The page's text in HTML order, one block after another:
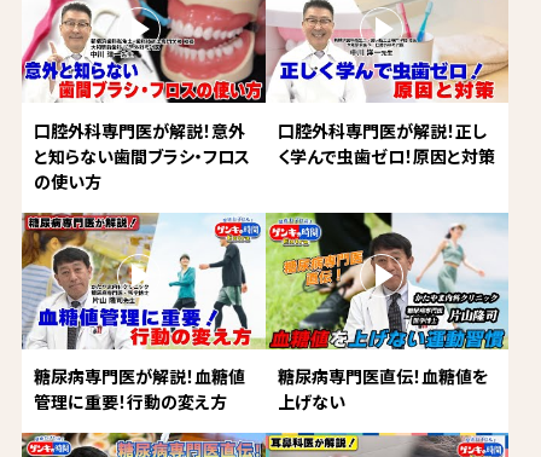
口腔外科専門医が解説！意外
と知らない歯間ブラシ・フロス
の使い方
口腔外科専門医が解説！正し
く学んで虫歯ゼロ！原因と対策
糖尿病専門医が解説！血糖値
管理に重要！行動の変え方
糖尿病専門医直伝！血糖値を
上げない